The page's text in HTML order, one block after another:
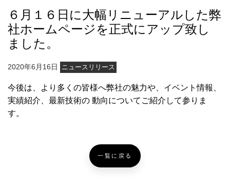
６月１６日に大幅リニューアルした弊
社ホームページを正式にアップ致し
ました。
2020年6月16日 ニュースリリース
今後は、より多くの皆様へ弊社の魅力や、イベント情報、
実績紹介、最新技術の 動向についてご紹介して参りま
す。
一覧に戻る